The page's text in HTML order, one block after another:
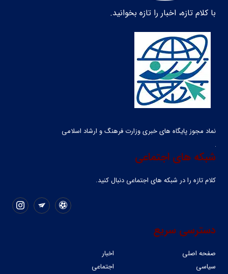
با کلام تازه، اخبار را تازه بخوانید.
نماد مجوز پایگاه های خبری وزارت فرهنگ و ارشاد اسلامی
شبکه های اجتماعی
کلام تازه را در شبکه ‌های اجتماعی دنبال کنید.
دسترسی سریع
صفحه اصلی
اخبار
سیاسی
اجتماعی